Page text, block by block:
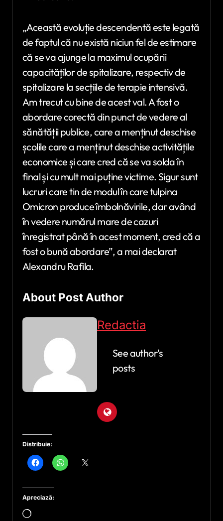
„Această evoluție descendentă este legată
de faptul că nu există niciun fel de estimare
că se va ajunge la maximul ocupării
capacităților de spitalizare, respectiv de
spitalizare la secțiile de terapie intensivă.
Am trecut cu bine de acest val. A fost o
abordare corectă din punct de vedere al
sănătății publice, care a menținut deschise
școlile care a menținut deschise activitățile
economice și care cred că se va solda în
final și cu mult mai puține victime. Sigur sunt
lucruri care tin de modul în care tulpina
Omicron produce îmbolnăvirile, dar având
în vedere numărul mare de cazuri
înregistrat până în acest moment, cred că a
fost o bună abordare”, a mai declarat
Alexandru Rafila.
About Post Author
Redactia
See author's
posts
Distribuie:
Apreciază:
Încarc...